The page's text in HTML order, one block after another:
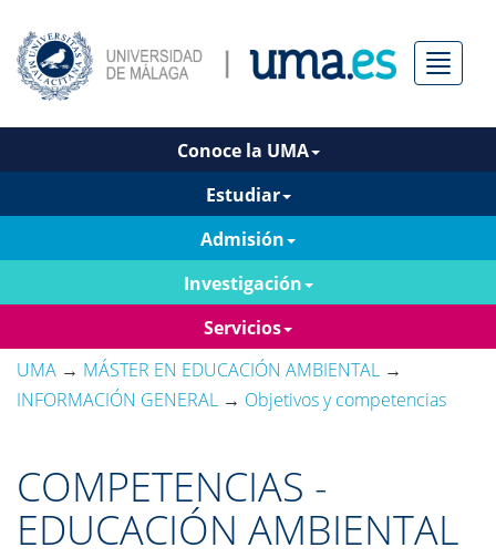
Menú
Conoce la UMA
Estudiar
Admisión
Investigación
Servicios
UMA → MÁSTER EN EDUCACIÓN AMBIENTAL →
INFORMACIÓN GENERAL → Objetivos y competencias
COMPETENCIAS -
EDUCACIÓN AMBIENTAL